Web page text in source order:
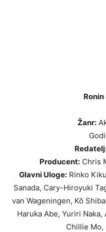
Žanr:
Producent:Chris
Glavni Uloge:Rinko
Sanada, Cary-Hiroyuki
van Wageningen, Kô
Haruka Abe, Yuriri
Chillie Mo,